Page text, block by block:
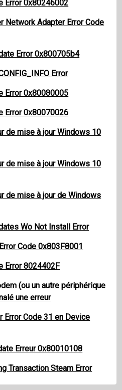
Error 0x80246002
Network Adapter Error Code
Error 0x800705b4
Error
Error 0x80080005
Error 0x80070026
de mise à jour Windows 10
de mise à jour Windows 10
de mise à jour de Windows
Wo Not Install Error
Code 0x803F8001
Error 8024402F
(ou un autre périphérique
une erreur
Error Code 31 en Device
Erreur 0x80010108
Transaction Steam Error